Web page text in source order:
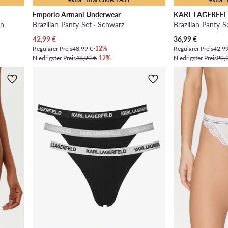
Emporio Armani Underwear
Brazilian-Panty-Set · Schwarz
Aktueller Preis
42,99€
Regulärer Preis48,99 €-12%
Niedrigster Preis48,99 €-12%
KARL
Brazilian-Panty-
Aktueller Preis
36,99€
Regulärer Preis
Niedrigster Preis